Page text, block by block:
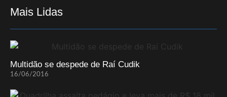
Mais Lidas
Multidão se despede de Raí Cudik
16/06/2016